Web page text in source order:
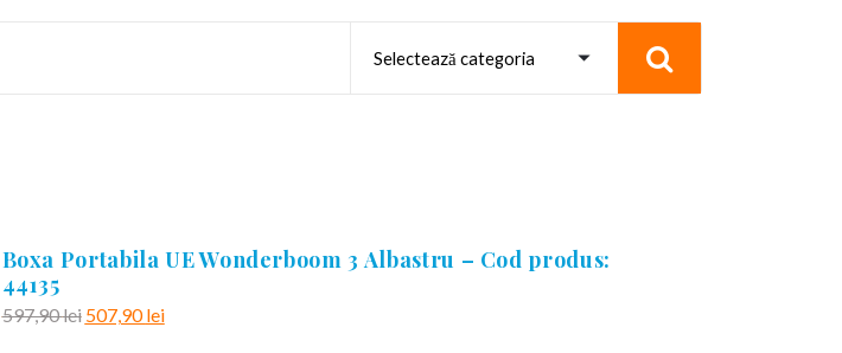
Boxa Portabila UE Wonderboom 3 Albastru – Cod produs:
44135
597,90lei Prețul
507,90leiPrețul